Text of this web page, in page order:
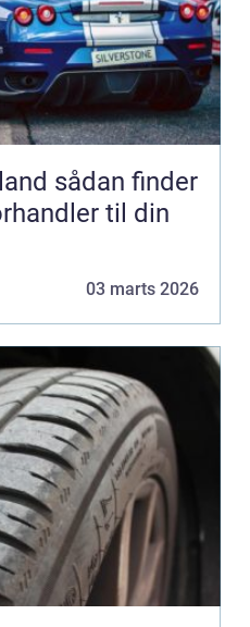
til din
03 marts 2026